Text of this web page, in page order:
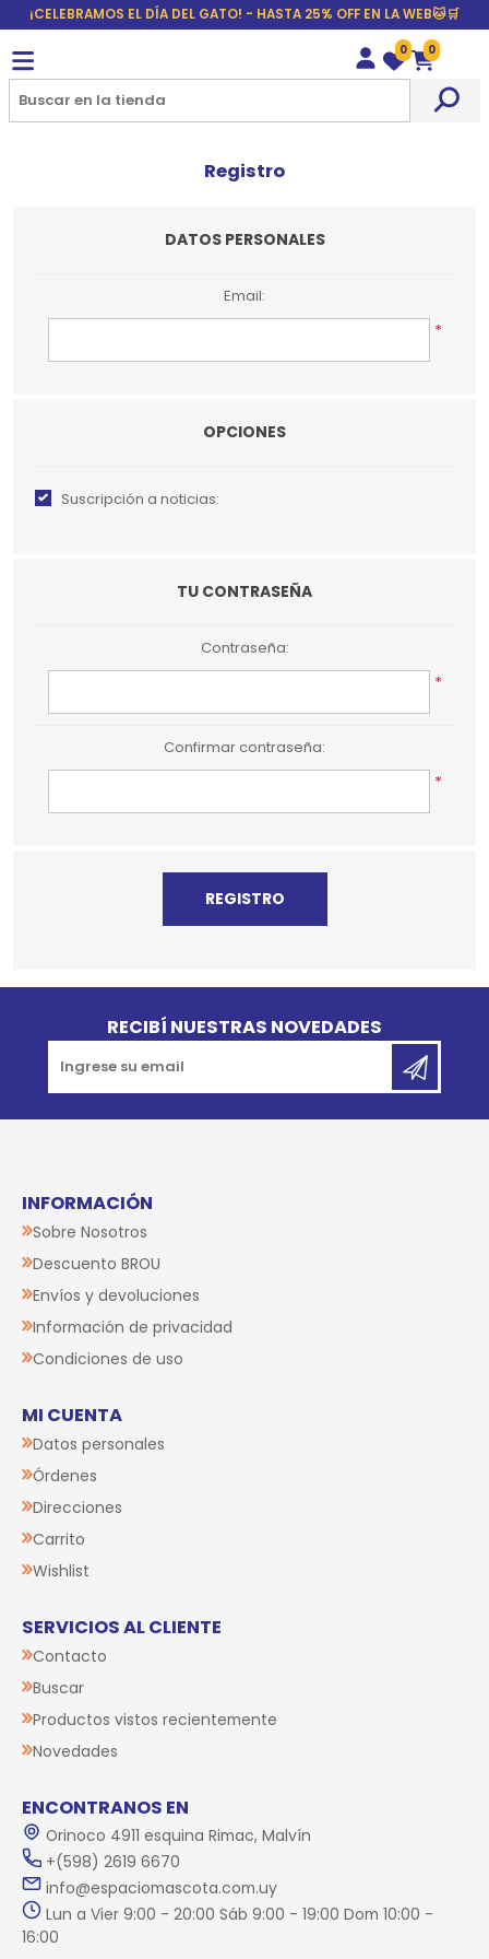
¡CELEBRAMOS EL DÍA DEL GATO! - HASTA 25% OFF EN LA WEB🐱🛒
Wishlist
0
Carrito
0
Registro
DATOS PERSONALES
Email:
*
OPCIONES
Suscripción a noticias:
TU CONTRASEÑA
Contraseña:
*
Confirmar contraseña:
*
RECIBÍ NUESTRAS NOVEDADES
INFORMACIÓN
Sobre Nosotros
Descuento BROU
Envíos y devoluciones
Información de privacidad
Condiciones de uso
MI CUENTA
Datos personales
Órdenes
Direcciones
Carrito
Wishlist
SERVICIOS AL CLIENTE
Contacto
Buscar
Productos vistos recientemente
Novedades
ENCONTRANOS EN
Orinoco 4911 esquina Rimac, Malvín
+(598) 2619 6670
info@espaciomascota.com.uy
Lun a Vier 9:00 - 20:00 Sáb 9:00 - 19:00 Dom 10:00 -
16:00